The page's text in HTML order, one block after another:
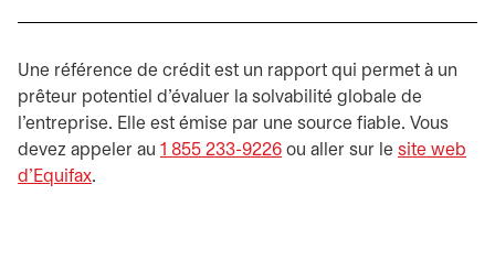
Une référence de crédit est un rapport qui permet à un
prêteur potentiel d’évaluer la solvabilité globale de
l’entreprise. Elle est émise par une source fiable. Vous
devez appeler au 1 855 233-9226 ou aller sur le site web
d’Equifaxs’ouvre dans un nouvel onglet
.